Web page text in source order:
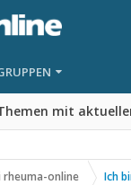
mit
rheuma-online Ich